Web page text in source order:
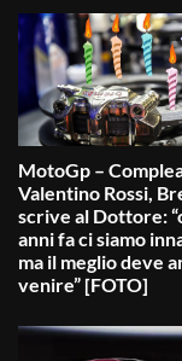
MotoGp –
Valentino Rossi,
scrive al Dottore:
anni fa ci siamo
ma il meglio deve
venire” [FOTO]